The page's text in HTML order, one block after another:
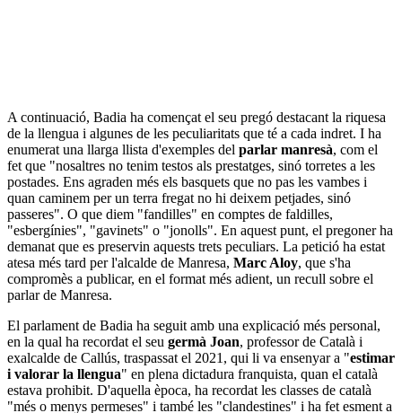
A continuació, Badia ha començat el seu pregó destacant la riquesa
de la llengua i algunes de les peculiaritats que té a cada indret. I ha
enumerat una llarga llista d'exemples del parlar manresà, com el
fet que "nosaltres no tenim testos als prestatges, sinó torretes a les
postades. Ens agraden més els basquets que no pas les vambes i
quan caminem per un terra fregat no hi deixem petjades, sinó
passeres". O que diem "fandilles" en comptes de faldilles,
"esbergínies", "gavinets" o "jonolls". En aquest punt, el pregoner ha
demanat que es preservin aquests trets peculiars. La petició ha estat
atesa més tard per l'alcalde de Manresa, Marc Aloy, que s'ha
compromès a publicar, en el format més adient, un recull sobre el
parlar de Manresa.
El parlament de Badia ha seguit amb una explicació més personal,
en la qual ha recordat el seu germà Joan, professor de Català i
exalcalde de Callús, traspassat el 2021, qui li va ensenyar a "estimar
i valorar la llengua" en plena dictadura franquista, quan el català
estava prohibit. D'aquella època, ha recordat les classes de català
"més o menys permeses" i també les "clandestines" i ha fet esment a